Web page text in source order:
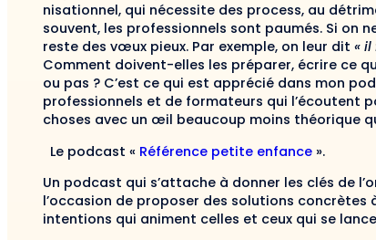
nisationnel, qui nécessite des process, au
souvent, les professionnels sont paumés. Si on
reste des vœux pieux. Par exemple, on leur dit «
Comment doivent-elles les préparer, écrire ce
ou pas ? C’est ce qui est apprécié dans mon
professionnels et de formateurs qui l’écoutent
choses avec un œil beaucoup moins théorique
Le podcast « Référence petite enfance ».
Un podcast qui s’attache à donner les clés de
l’occasion de proposer des solutions
intentions qui animent celles et ceux qui se